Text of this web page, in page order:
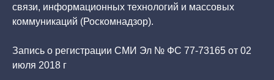
связи, информационных технологий и массовых
коммуникаций (Роскомнадзор).
Запись о регистрации СМИ Эл № ФС 77-73165 от 02
июля 2018 г